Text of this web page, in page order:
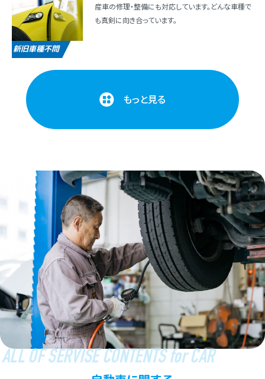
新旧車種不問
産⾞の修理・整備にも対応しています。どんな⾞種で
も真剣に向き合っています。
もっと見る
ALL OF SERVISE CONTENTS for CAR